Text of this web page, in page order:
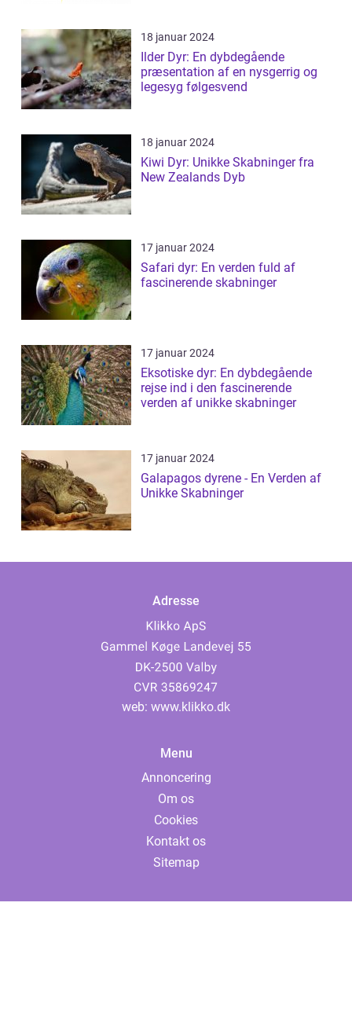
18 januar 2024
Ilder Dyr: En dybdegående
præsentation af en nysgerrig og
legesyg følgesvend
18 januar 2024
Kiwi Dyr: Unikke Skabninger fra
New Zealands Dyb
17 januar 2024
Safari dyr: En verden fuld af
fascinerende skabninger
17 januar 2024
Eksotiske dyr: En dybdegående
rejse ind i den fascinerende
verden af unikke skabninger
17 januar 2024
Galapagos dyrene - En Verden af
Unikke Skabninger
Adresse
web: www.klikko.dk
Menu
Annoncering
Om os
Cookies
Kontakt os
Sitemap